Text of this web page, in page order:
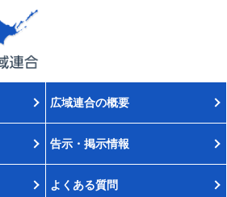
広域連合の概要
告示・掲示情報
よくある質問